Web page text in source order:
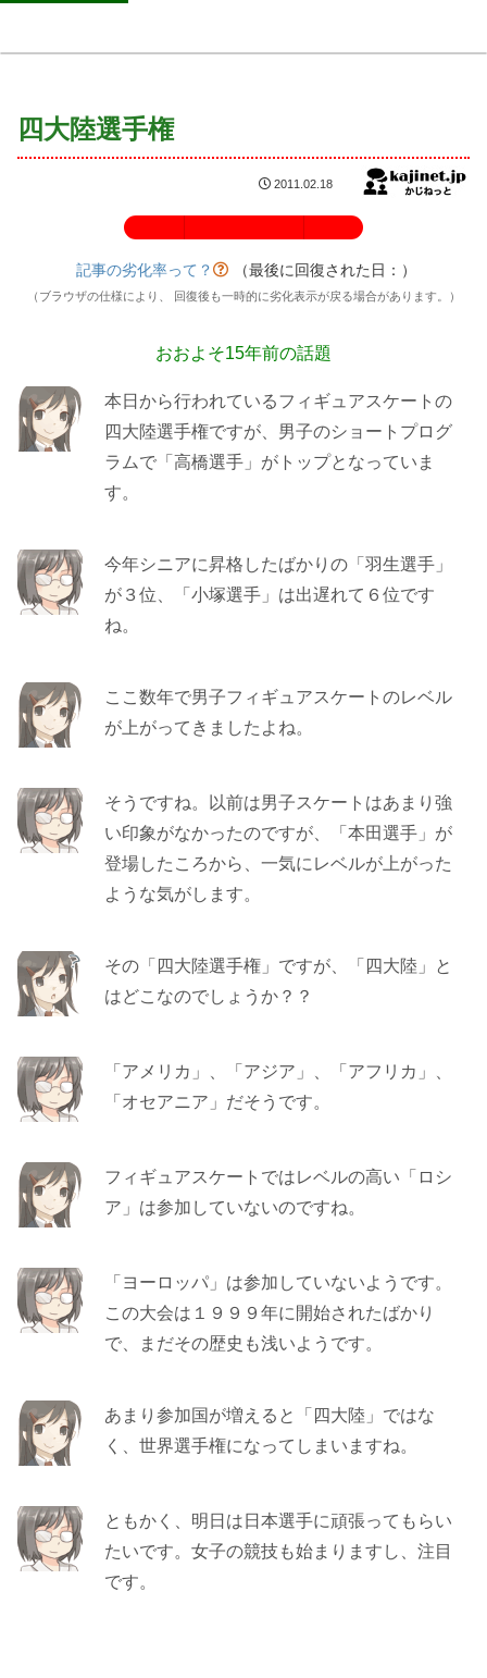
四大陸選手権
2011.02.18
記事の劣化率って？ （最後に回復された日： ）
（ブラウザの仕様により、 回復後も一時的に劣化表示が戻る場合があります。）
おおよそ15年前の話題
本日から行われているフィギュアスケートの
四大陸選手権ですが、男子のショートプログ
ラムで「高橋選手」がトップとなっていま
す。
今年シニアに昇格したばかりの「羽生選手」
が３位、「小塚選手」は出遅れて６位です
ね。
ここ数年で男子フィギュアスケートのレベル
が上がってきましたよね。
そうですね。以前は男子スケートはあまり強
い印象がなかったのですが、「本田選手」が
登場したころから、一気にレベルが上がった
ような気がします。
その「四大陸選手権」ですが、「四大陸」と
はどこなのでしょうか？？
「アメリカ」、「アジア」、「アフリカ」、
「オセアニア」だそうです。
フィギュアスケートではレベルの高い「ロシ
ア」は参加していないのですね。
「ヨーロッパ」は参加していないようです。
この大会は１９９９年に開始されたばかり
で、まだその歴史も浅いようです。
あまり参加国が増えると「四大陸」ではな
く、世界選手権になってしまいますね。
ともかく、明日は日本選手に頑張ってもらい
たいです。女子の競技も始まりますし、注目
です。